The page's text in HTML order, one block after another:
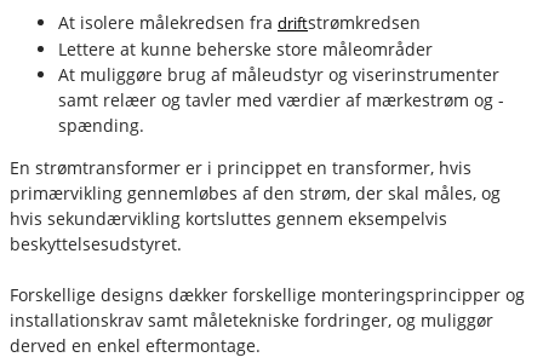
At isolere målekredsen fra driftstrømkredsen
Lettere at kunne beherske store måleområder
At muliggøre brug af måleudstyr og viserinstrumenter
samt relæer og tavler med værdier af mærkestrøm og -
spænding.
En strømtransformer er i princippet en transformer, hvis
primærvikling gennemløbes af den strøm, der skal måles, og
hvis sekundærvikling kortsluttes gennem eksempelvis
beskyttelsesudstyret.
Forskellige designs dækker forskellige monteringsprincipper og
installationskrav samt måletekniske fordringer, og muliggør
derved en enkel eftermontage.